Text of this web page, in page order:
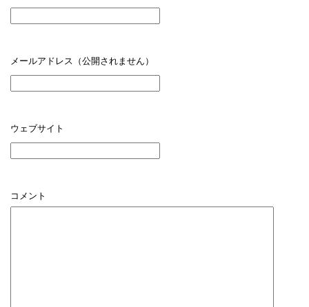
メールアドレス（公開されません）
ウェブサイト
コメント